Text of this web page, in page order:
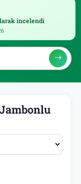
incelendi